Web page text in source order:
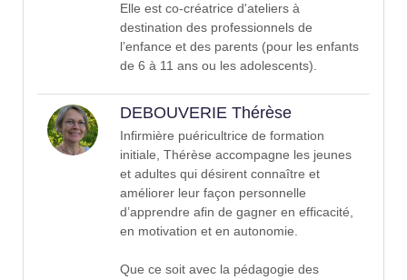
Elle est co-créatrice d'ateliers à
destination des professionnels de
l’enfance et des parents (pour les enfants
de 6 à 11 ans ou les adolescents).
DEBOUVERIE Thérèse
Infirmière puéricultrice de formation
initiale, Thérèse accompagne les jeunes
et adultes qui désirent connaître et
améliorer leur façon personnelle
d’apprendre afin de gagner en efficacité,
en motivation et en autonomie.
Que ce soit avec la pédagogie des